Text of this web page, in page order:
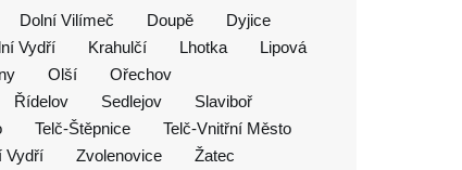
Dolní Vilímeč Doupě
Dyjice
Vydří Krahulčí Lhotka
Lipová
Olší
Ořechov
Řídelov Sedlejov
Slaviboř
Telč-Štěpnice
Telč-Vnitřní Město
Vydří Zvolenovice Žatec